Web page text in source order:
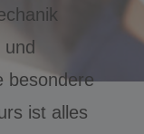
besondere
ist alles